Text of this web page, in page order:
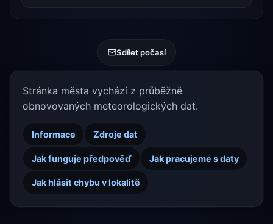
Sdílet počasí
Stránka města vychází z průběžně
obnovovaných meteorologických dat.
Informace Zdroje dat
Jak funguje předpověď Jak pracujeme s daty
Jak hlásit chybu v lokalitě